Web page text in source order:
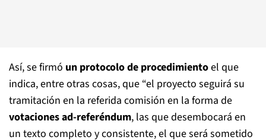
Así, se firmó un protocolo de procedimientoel que
indica, entre otras cosas, que “el proyecto seguirá su
tramitación en la referida comisión en la forma de
votaciones ad-referéndum, las que desembocará en
un texto completo y consistente, el que será sometido